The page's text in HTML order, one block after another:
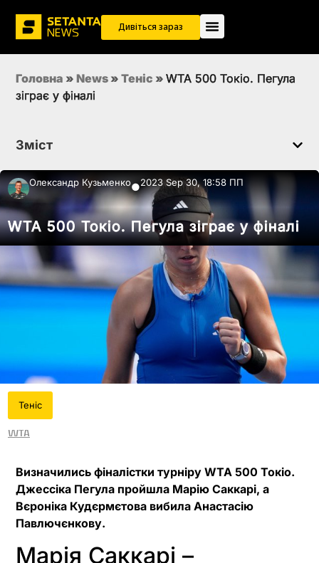
Дивіться зараз
Головна » News » Теніс » WTA 500 Токіо. Пегула
зіграє у фіналі
Зміст
Олександр Кузьменко●2023 Sep 30, 18:58 ПП
WTA 500 Токіо. Пегула зіграє у фіналі
Теніс
WTA
Визначились фіналістки турніру WTA 500 Токіо.
Джессіка Пегула пройшла Марію Саккарі, а
Вєроніка Кудєрмєтова вибила Анастасію
Павлючєнкову.
Марія Саккарі –